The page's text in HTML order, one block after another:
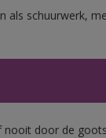
als schuurwerk,
nooit door de